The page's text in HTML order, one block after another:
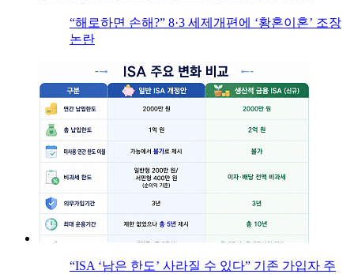
“해로하면 손해?” 8·3 세제개편에 ‘황혼이혼’ 조장
논란
“ISA ‘남은 한도’ 사라질 수 있다” 기존 가입자 주